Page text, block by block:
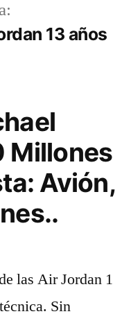
13 años
Millones
Avión,
las Air Jordan 1
Sin